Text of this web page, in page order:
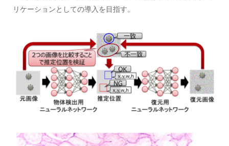
リケーションとしての導入を目指す。